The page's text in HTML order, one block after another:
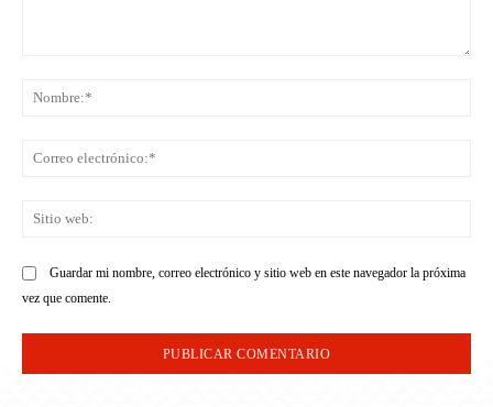
Guardar mi nombre, correo electrónico y sitio web en este navegador la próxima
vez que comente.